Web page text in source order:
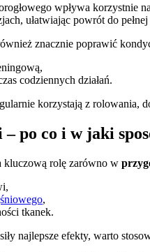
wpływa korzystnie na
ułatwiając powrót do
znacznie poprawić
codziennych działań.
korzystają z rolowania,
po co i w jaki
kluczową rolę zarówno w
,
tkanek.
najlepsze efekty, warto